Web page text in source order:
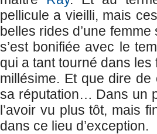
pellicule a vieilli, mais
belles rides d’une
s’est bonifiée avec le
qui a tant tourné dans
millésime. Et que dire
sa réputation… Dans un
l’avoir vu plus tôt, mais
dans ce lieu d’exception.